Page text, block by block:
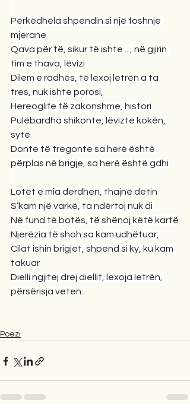
Përkëdhela shpendin si një foshnje
mjerane
Qava për të, sikur të ishte ..., në gjirin
tim e thava, lëvizi
Dilem e radhës, të lexoj letrën a ta
tres, nuk ishte porosi,
Hereoglife të zakonshme, histori
Pulëbardha shikonte, lëvizte kokën,
sytë
Donte të tregonte sa herë është
përplas në brigje, sa herë është gdhi
Lotët e mia derdhen, thajnë detin
S’kam një varkë, ta ndërtoj nuk di
Në fund të botës, të shënoj këtë kartë
Njerëzia të shoh sa kam udhëtuar,
Cilat ishin brigjet, shpend si ky, ku kam
takuar
Dielli ngjitej drej diellit, lexoja letrën,
përsërisja veten.
Poezi